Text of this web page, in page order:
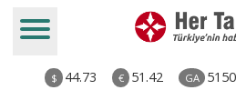
$ 44.73 € 51.42 GA